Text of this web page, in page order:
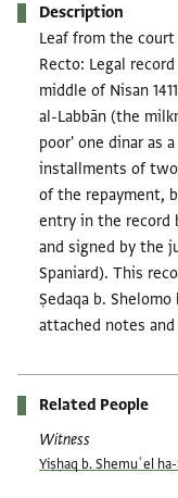
Description
Leaf from the
Recto: Legal
middle of Nisan
al-Labbān (the
poor' one dinar as
installments of
of the repayment,
entry in the
and signed by the
Spaniard). This
Ṣedaqa b.
attached notes
Related People
Witness
Yiṣḥaq b. Shemuʾel